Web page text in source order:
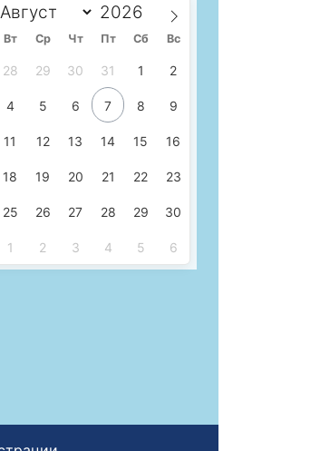
Вт Ср Чт Пт Сб Вс
28 29 30 31 1 2
4 5 6 7 8 9
11 12 13 14 15 16
18 19 20 21 22 23
25 26 27 28 29 30
1 2 3 4 5 6